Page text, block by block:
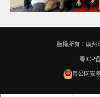
版權所有：廣州
粤ICP
粤公网安